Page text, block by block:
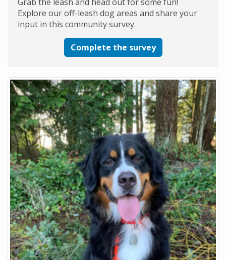
Explore our off-leash dog areas and share your
input in this community survey.
Complete the survey